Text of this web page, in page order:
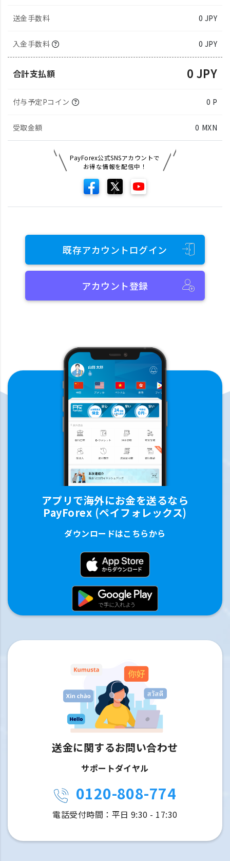
送金手数料 0 JPY
入金手数料 0 JPY
合計支払額 0 JPY
付与予定Pコイン 0 P
受取金額 0 MXN
PayForex公式SNSアカウントで
お得な情報を配信中！
既存アカウントログイン
アカウント登録
アプリで海外にお金を送るなら
PayForex (ペイフォレックス)
ダウンロードはこちらから
送金に関するお問い合わせ
サポートダイヤル
0120-808-774
電話受付時間：平日 9:30 - 17:30